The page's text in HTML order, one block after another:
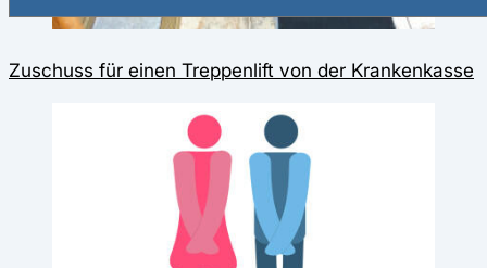
Zuschuss für einen Treppenlift von der Krankenkasse